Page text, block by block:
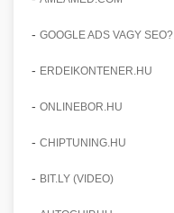
- GOOGLE ADS VAGY SEO?
- ERDEIKONTENER.HU
- ONLINEBOR.HU
- CHIPTUNING.HU
- BIT.LY (VIDEO)